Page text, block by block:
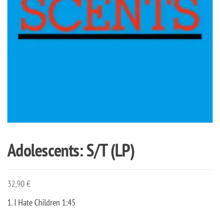
Adolescents: S/T (LP)
32,90€
1. I Hate Children 1:45